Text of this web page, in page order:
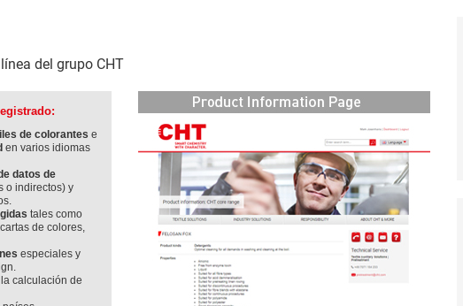
del grupo CHT
de colorantes e
en varios idiomas
datos de
o indirectos) y
tales como
de colores,
especiales y
calculación de